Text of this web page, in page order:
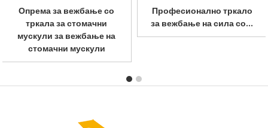
Опрема за вежбање со
тркала за стомачни
мускули за вежбање на
стомачни мускули
Професионално тркало
за вежбање на сила со...